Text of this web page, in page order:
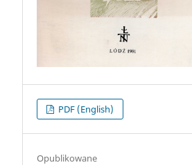
PDF (English)
Opublikowane